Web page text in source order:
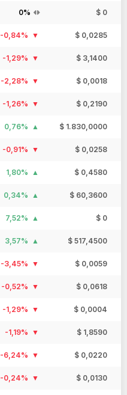
0% $ 0
-0,84% $ 0,0285
-1,29% $ 3,1400
-2,28% $ 0,0018
-1,26% $ 0,2190
0,76% $ 1.830,0000
-0,91% $ 0,0258
1,80% $ 0,4580
0,34% $ 60,3600
7,52% $ 0
3,57% $ 517,4500
-3,45% $ 0,0059
-0,52% $ 0,0618
-1,29% $ 0,0004
-1,19% $ 1,8590
-6,24% $ 0,0220
-0,24% $ 0,0130